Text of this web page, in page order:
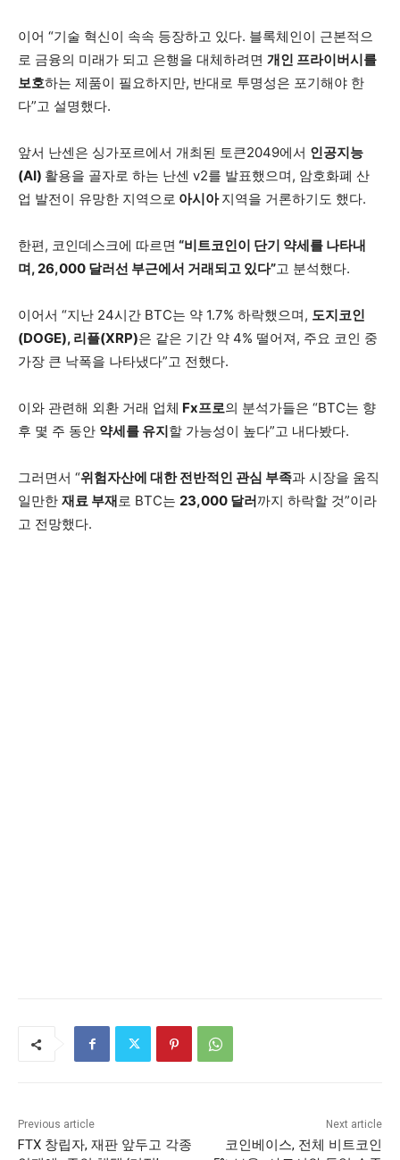
이어 “기술 혁신이 속속 등장하고 있다. 블록체인이 근본적으
로 금융의 미래가 되고 은행을 대체하려면 개인 프라이버시를
보호하는 제품이 필요하지만, 반대로 투명성은 포기해야 한
다”고 설명했다.
앞서 난센은 싱가포르에서 개최된 토큰2049에서 인공지능
(AI) 활용을 골자로 하는 난센 v2를 발표했으며, 암호화폐 산
업 발전이 유망한 지역으로 아시아지역을 거론하기도 했다.
한편, 코인데스크에 따르면 “비트코인이 단기 약세를 나타내
며, 26,000 달러선 부근에서 거래되고 있다”고 분석했다.
이어서 “지난 24시간 BTC는 약 1.7% 하락했으며, 도지코인
(DOGE), 리플(XRP)은 같은 기간 약 4% 떨어져, 주요 코인 중
가장 큰 낙폭을 나타냈다”고 전했다.
이와 관련해 외환 거래 업체 Fx프로의 분석가들은 “BTC는 향
후 몇 주 동안 약세를 유지할 가능성이 높다”고 내다봤다.
그러면서 “위험자산에 대한 전반적인 관심 부족과 시장을 움직
일만한 재료 부재로 BTC는 23,000 달러까지 하락할 것”이라
고 전망했다.
Previous article
FTX 창립자, 재판 앞두고 각종
Next article
코인베이스, 전체 비트코인